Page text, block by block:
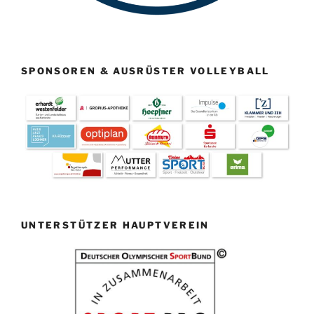
SPONSOREN & AUSRÜSTER VOLLEYBALL
UNTERSTÜTZER HAUPTVEREIN